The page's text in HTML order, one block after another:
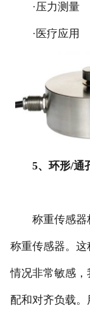
·压力测量
·医疗应用
5、环形/通孔
称重传感器
称重传感器。
情况非常敏感
配和对齐负载。